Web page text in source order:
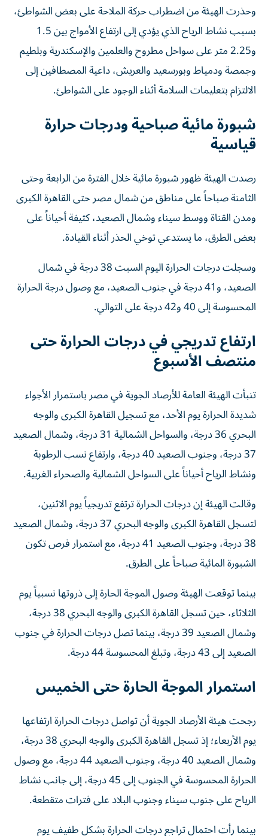
وحذرت الهيئة من اضطراب حركة الملاحة على بعض الشواطئ،
بسبب نشاط الرياح الذي يؤدي إلى ارتفاع الأمواج بين 1.5
و2.25 متر على سواحل مطروح والعلمين والإسكندرية وبلطيم
وجمصة ودمياط وبورسعيد والعريش، داعية المصطافين إلى
الالتزام بتعليمات السلامة أثناء الوجود على الشواطئ.
شبورة مائية صباحية ودرجات حرارة
قياسية
رصدت الهيئة ظهور شبورة مائية خلال الفترة من الرابعة وحتى
الثامنة صباحاً على مناطق من شمال مصر حتى القاهرة الكبرى
ومدن القناة ووسط سيناء وشمال الصعيد، كثيفة أحياناً على
بعض الطرق، ما يستدعي توخي الحذر أثناء القيادة.
وسجلت درجات الحرارة اليوم السبت 38 درجة في شمال
الصعيد، و41 درجة في جنوب الصعيد، مع وصول درجة الحرارة
المحسوسة إلى 40 و42 درجة على التوالي.
ارتفاع تدريجي في درجات الحرارة حتى
منتصف الأسبوع
تنبأت الهيئة العامة للأرصاد الجوية في مصر باستمرار الأجواء
شديدة الحرارة يوم الأحد، مع تسجيل القاهرة الكبرى والوجه
البحري 36 درجة، والسواحل الشمالية 31 درجة، وشمال الصعيد
37 درجة، وجنوب الصعيد 40 درجة، وارتفاع نسب الرطوبة
ونشاط الرياح أحياناً على السواحل الشمالية والصحراء الغربية.
وقالت الهيئة إن درجات الحرارة ترتفع تدريجياً يوم الاثنين،
لتسجل القاهرة الكبرى والوجه البحري 37 درجة، وشمال الصعيد
38 درجة، وجنوب الصعيد 41 درجة، مع استمرار فرص تكون
الشبورة المائية صباحاً على الطرق.
بينما توقعت الهيئة وصول الموجة الحارة إلى ذروتها نسبياً يوم
الثلاثاء، حين تسجل القاهرة الكبرى والوجه البحري 38 درجة،
وشمال الصعيد 39 درجة، بينما تصل درجات الحرارة في جنوب
الصعيد إلى 43 درجة، وتبلغ المحسوسة 44 درجة.
استمرار الموجة الحارة حتى الخميس
رجحت هيئة الأرصاد الجوية أن تواصل درجات الحرارة ارتفاعها
يوم الأربعاء؛ إذ تسجل القاهرة الكبرى والوجه البحري 38 درجة،
وشمال الصعيد 40 درجة، وجنوب الصعيد 44 درجة، مع وصول
الحرارة المحسوسة في الجنوب إلى 45 درجة، إلى جانب نشاط
الرياح على جنوب سيناء وجنوب البلاد على فترات متقطعة.
بينما رأت احتمال تراجع درجات الحرارة بشكل طفيف يوم